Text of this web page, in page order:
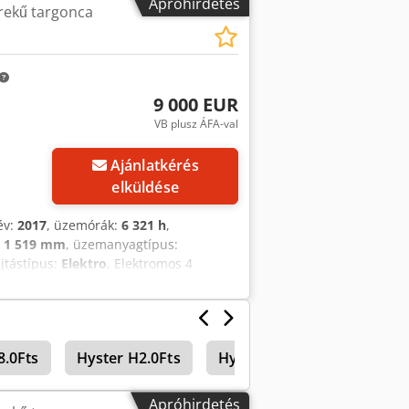
targonca
9 000 EUR
VB plusz ÁFA-val
Ajánlatkérés
elküldése
2017, üzemórák: 6 321 h,
1 519 mm, üzemanyagtípus:
Elektro, Elektromos 4
Triplex Dcodpfx
állapot: jó Akkumulátor
Hyster H2.0Fts Hyster P1.8
Apróhirdetés